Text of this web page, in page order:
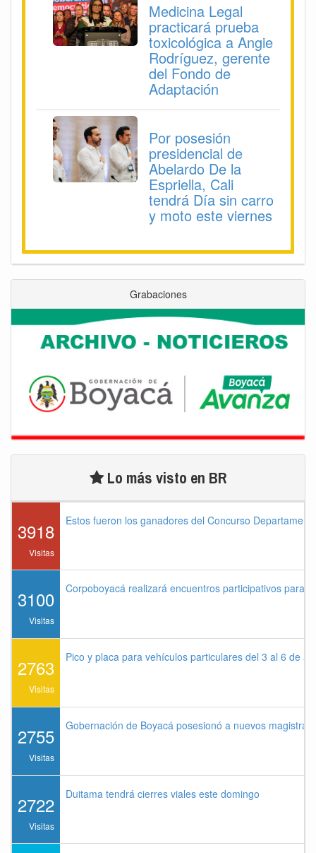
Medicina Legal
practicará prueba
toxicológica a Angie
Rodríguez, gerente
del Fondo de
Adaptación
Por posesión
presidencial de
Abelardo De la
Espriella, Cali
tendrá Día sin carro
y moto este viernes
Grabaciones
Lo más visto en BR
3918
Visitas
Estos fueron los ganadores del Concurso
3100
Visitas
Corpoboyacá realizará encuentros participativos para
2763
Visitas
Pico y placa para vehículos particulares del 3 al 6 de
2755
Visitas
Gobernación de Boyacá posesionó a nuevos
2722
Visitas
Duitama tendrá cierres viales este domingo